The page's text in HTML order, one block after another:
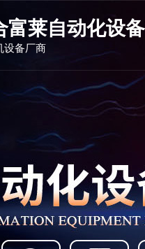
富莱自动化设
设备厂商